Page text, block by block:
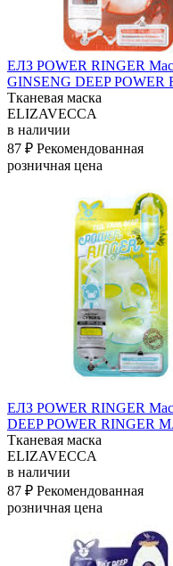
ЕЛЗ POWER RINGER
GINSENG DEEP
Тканевая маска
ELIZAVECCA
в наличии
87 ₽ Рекомендованная
розничная цена
ЕЛЗ POWER RINGER
DEEP POWER RINGER
Тканевая маска
ELIZAVECCA
в наличии
87 ₽ Рекомендованная
розничная цена